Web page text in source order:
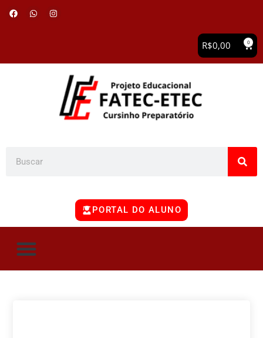
R$0,00 0
PORTAL DO ALUNO